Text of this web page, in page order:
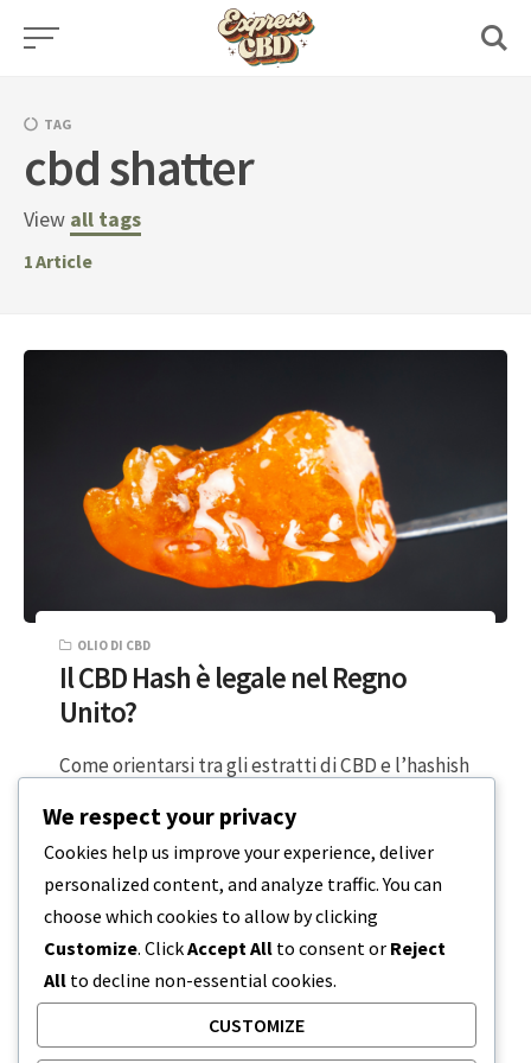
Skip
TAG
cbd shatter
View all tags
1Article
OLIO DI CBD
Il CBD Hash è legale nel Regno
Unito?
Come orientarsi tra gli estratti di CBD e l’hashish
Regno Unito?…
3 MINUTI DI LETTURA 17 MARZO 2024
We respect your privacy
Cookies help us improve your experience, deliver
personalized content, and analyze traffic. You can
choose which cookies to allow by clicking
Customize. ClickAccept All to consent or Reject
All to decline non-essential cookies.
CUSTOMIZE